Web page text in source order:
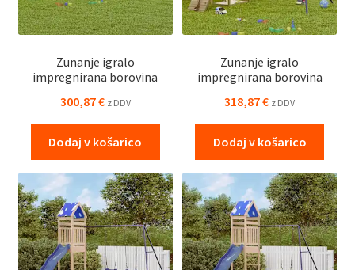
Zunanje igralo
impregnirana borovina
300,87€ z DDV
Dodaj v košarico
Zunanje igralo
impregnirana borovina
318,87€ z DDV
Dodaj v košarico